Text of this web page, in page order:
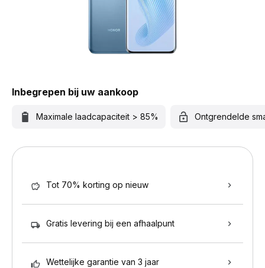
Inbegrepen bij uw aankoop
Maximale laadcapaciteit > 85% Ontgrendelde
Tot 70% korting op nieuw
Gratis levering bij een afhaalpunt
Wettelijke garantie van 3 jaar